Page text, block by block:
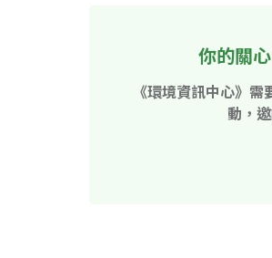
你的關
《環境資訊中心》
動，